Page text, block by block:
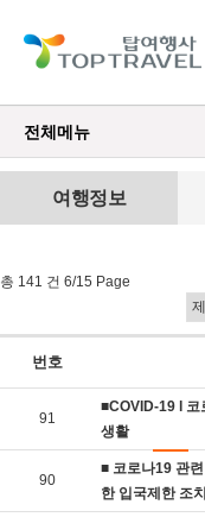
전체메뉴
여행정보
총 141 건 6/15 Page
번호
91
■COVID-19 l 코
생활
90
■ 코로나19 관
한 입국제한 조